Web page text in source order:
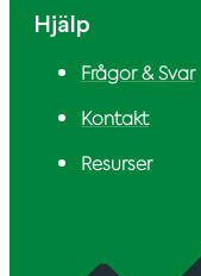
Hjälp
Frågor & Svar
Kontakt
Resurser